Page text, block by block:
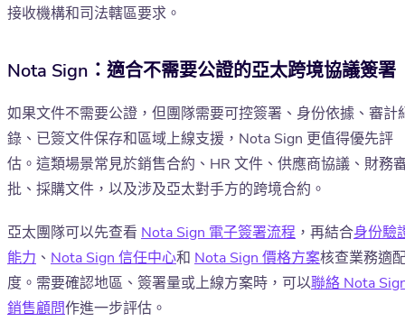
接收機構和司法轄區要求。
Nota Sign：適合不需要公證的亞太跨境協議簽署
如果文件不需要公證，但團隊需要可控簽署、身份依據、審計
錄、已簽文件保存和區域上線支援，Nota Sign 更值得優先評
估。這類場景常見於銷售合約、HR 文件、供應商協議、財務
批、採購文件，以及涉及亞太對手方的跨境合約。
亞太團隊可以先查看 Nota Sign 電子簽署流程 ，再結合身份驗
能力 、 Nota Sign 信任中心和 Nota Sign 價格方案核查業務適
度。需要確認地區、簽署量或上線方案時，可以聯絡 Nota
銷售顧問作進一步評估。